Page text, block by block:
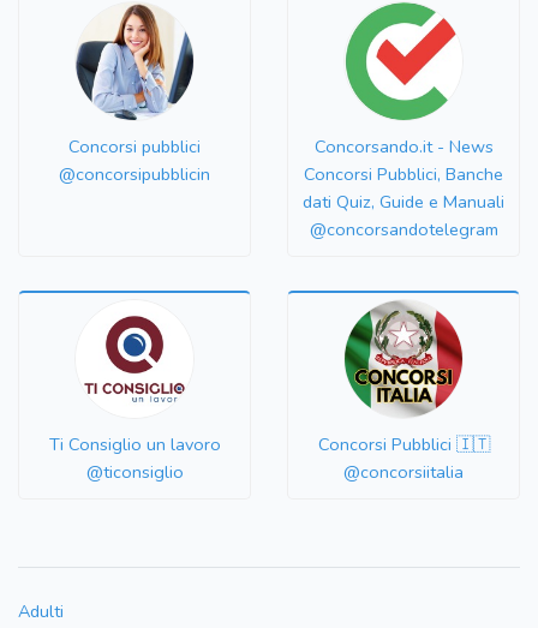
Concorsi pubblici
@concorsipubblicin
Concorsando.it - News
Concorsi Pubblici, Banche
dati Quiz, Guide e Manuali
@concorsandotelegram
Ti Consiglio un lavoro
@ticonsiglio
Concorsi Pubblici 🇮🇹
@concorsiitalia
Adulti